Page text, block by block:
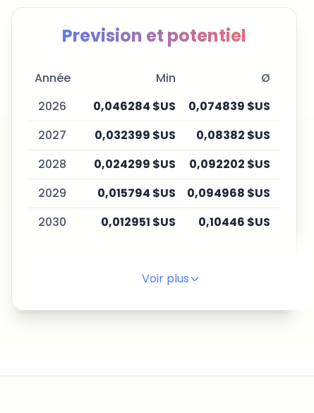
Prevision et potentiel
Année Min
Ø
2026
0,046284 $US 0,074839 $US
2027
0,032399 $US 0,08382 $US
2028
0,024299 $US 0,092202 $US
2029
0,015794 $US 0,094968 $US
2030
0,012951 $US 0,10446 $US
Voir plus